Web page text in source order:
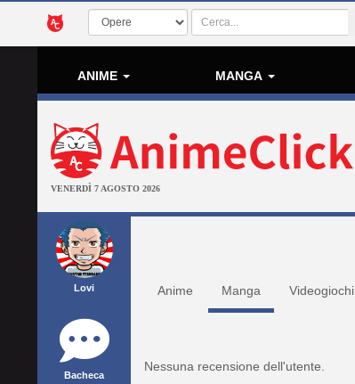
ANIME MANGA
VENERDÌ 7 AGOSTO 2026
Lovi
Bacheca
Anime Manga Videogiochi
Nessuna recensione dell'utente.